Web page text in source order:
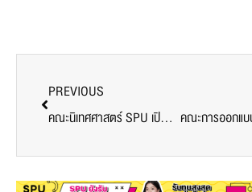
PREVIOUS
คณะนิเทศศาสตร์ SPU เปิดเวทีพิเศษ! Anthony Pun ผู้กำกับฮ่องกงเจ้าของรางวัล Golden Horse ถ่ายทอดประสบการณ์-สร้างแรงบันดาลใจสู่วงการภาพยนตร์เอเชีย